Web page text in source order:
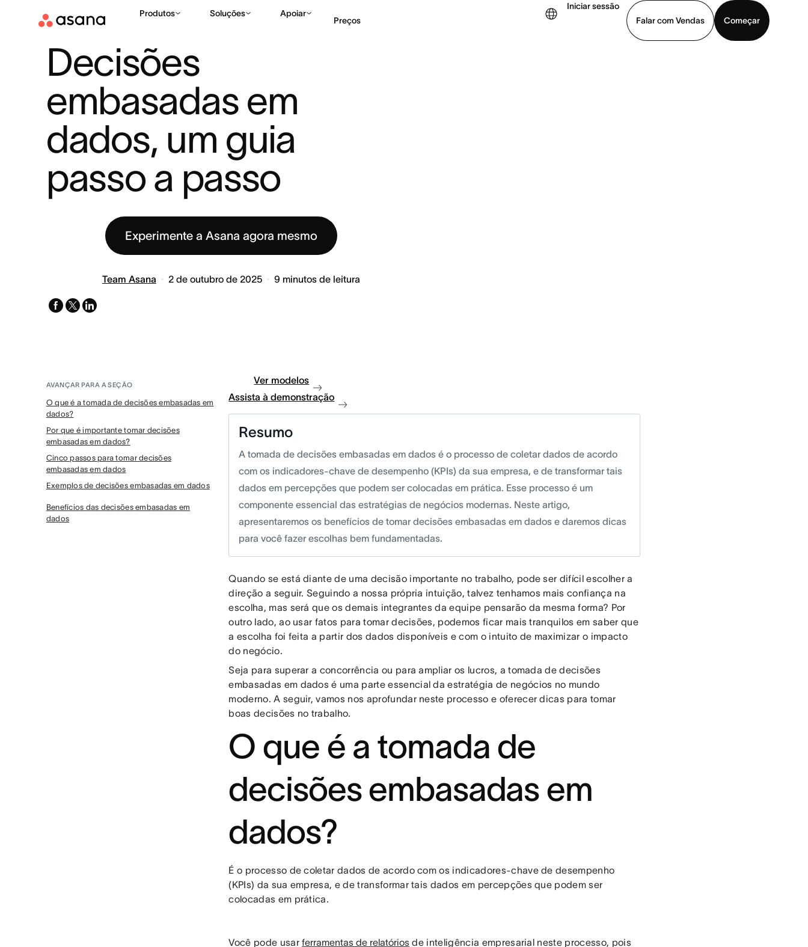
Produtos Soluções Apoiar
Preços
Iniciar sessão
Falar com Vendas
Começar
Decisões
embasadas em
dados, um guia
passo a passo
Experimente a Asana agora mesmo
Team Asana 2 de outubro de 2025 9 minutos de leitura
facebook
x-
linkedin
AVANÇAR PARA A SEÇÃO
O que é a tomada de decisões embasadas em
dados?
Por que é importante tomar decisões
embasadas em dados?
Cinco passos para tomar decisões
embasadas em dados
Exemplos de decisões embasadas em dados
Benefícios das decisões embasadas em
dados
Ver modelos
Assista à demonstração
Resumo
A tomada de decisões embasadas em dados é o processo de coletar dados de acordo
com os indicadores-chave de desempenho (KPIs) da sua empresa, e de transformar tais
dados em percepções que podem ser colocadas em prática. Esse processo é um
componente essencial das estratégias de negócios modernas. Neste artigo,
apresentaremos os benefícios de tomar decisões embasadas em dados e daremos dicas
para você fazer escolhas bem fundamentadas.
Quando se está diante de uma decisão importante no trabalho, pode ser difícil escolher a
direção a seguir. Seguindo a nossa própria intuição, talvez tenhamos mais confiança na
escolha, mas será que os demais integrantes da equipe pensarão da mesma forma? Por
outro lado, ao usar fatos para tomar decisões, podemos ficar mais tranquilos em saber que
a escolha foi feita a partir dos dados disponíveis e com o intuito de maximizar o impacto
do negócio.
Seja para superar a concorrência ou para ampliar os lucros, a tomada de decisões
embasadas em dados é uma parte essencial da estratégia de negócios no mundo
moderno. A seguir, vamos nos aprofundar neste processo e oferecer dicas para tomar
boas decisões no trabalho.
O que é a tomada de
decisões embasadas em
dados?
É o processo de coletar dados de acordo com os indicadores-chave de desempenho
(KPIs) da sua empresa, e de transformar tais dados em percepções que podem ser
colocadas em prática.
Você pode usarferramentas de relatórios de inteligência empresarial neste processo, pois